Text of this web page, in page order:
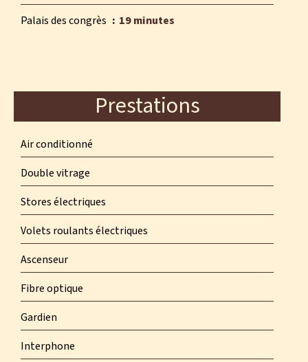
Palais des congrès
19 minutes
Prestations
Air conditionné
Double vitrage
Stores électriques
Volets roulants électriques
Ascenseur
Fibre optique
Gardien
Interphone